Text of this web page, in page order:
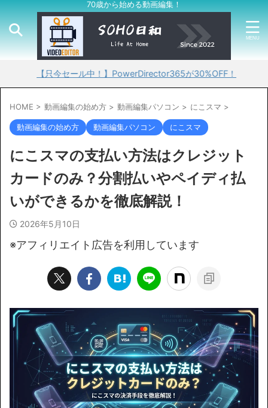
70歳から始める動画編集！
【只今セール中！】PowerDirector365が30%OFF！
HOME > 動画編集の始め方 > 動画編集パソコン > にこスマ >
動画編集の始め方 動画編集パソコン にこスマ
にこスマの支払い方法はクレジット
カードのみ？分割払いやペイディ払
いができるかを徹底解説！
2026年5月10日
※アフィリエイト広告を利用しています